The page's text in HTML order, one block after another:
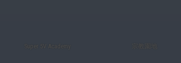
Super 5V Academy 宗教園地